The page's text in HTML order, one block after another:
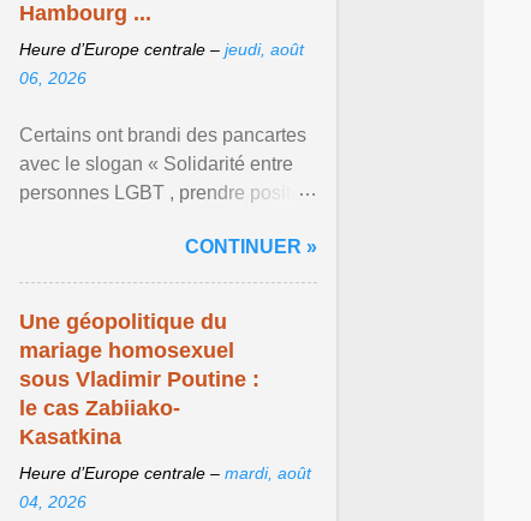
Hambourg ...
Heure d’Europe centrale – jeudi, août
06, 2026
Certains ont brandi des pancartes
avec le slogan « Solidarité entre
personnes LGBT , prendre position
raison de l ... Afficher l'article ...
CONTINUER »
Une géopolitique du
mariage homosexuel
sous Vladimir Poutine :
le cas Zabiiako-
Kasatkina
Heure d’Europe centrale – mardi, août
04, 2026